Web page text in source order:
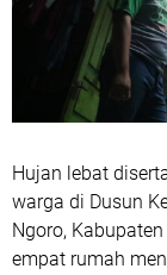
Hujan lebat
warga di Dusun
Ngoro,
empat rumah